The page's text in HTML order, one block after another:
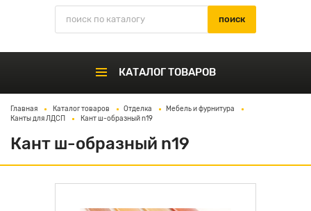
КАТАЛОГ ТОВАРОВ
Главная Каталог товаров Отделка
Мебель и фурнитура
Канты для ЛДСП
Кант ш-образный n19
Кант ш-образный n19